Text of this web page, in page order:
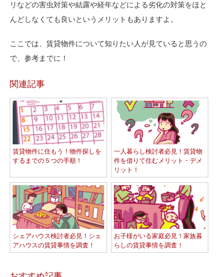
リなどの害虫対策や結露や経年などによる劣化の対策をほと
んどしなくても良いというメリットもありますよ。
ここでは、賃貸物件について知りたい人が見ていると思うの
で、参考までに！
関連記事
賃貸物件に住もう！物件探しを
するまでの５つの手順！
一人暮らし検討者必見！賃貸物
件を借りて住むメリット・デメ
リット！
シェアハウス検討者必見！シェ
アハウスの賃貸事情を調査！
お子様がいる家庭必見！家族暮
らしの賃貸事情を調査！